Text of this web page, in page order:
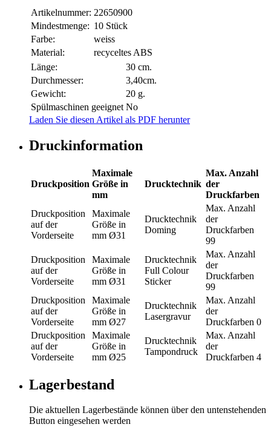
Artikelnummer: 22650900
Mindestmenge: 10 Stück
Farbe:
weiss
Material:
recyceltes ABS
Länge:
30 cm.
Durchmesser:
3,40cm.
Gewicht:
20 g.
Spülmaschinen geeignet No
Laden Sie diesen Artikel als PDF herunter
Druckinformation
Druckposition
Maximale
Größe in
mm
Drucktechnik
Max. Anzahl
der
Druckfarben
Druckposition
auf der
Vorderseite
Maximale
Größe in
mm Ø31
Drucktechnik
Doming
Max. Anzahl
der
Druckfarben
99
Druckposition
auf der
Vorderseite
Maximale
Größe in
mm Ø31
Drucktechnik
Full Colour
Sticker
Max. Anzahl
der
Druckfarben
99
Druckposition
auf der
Vorderseite
Maximale
Größe in
mm Ø27
Drucktechnik
Lasergravur
Max. Anzahl
der
Druckfarben 0
Druckposition
auf der
Vorderseite
Maximale
Größe in
mm Ø25
Drucktechnik
Tampondruck
Max. Anzahl
der
Druckfarben 4
Lagerbestand
Die aktuellen Lagerbestände können über den untenstehenden
Button eingesehen werden